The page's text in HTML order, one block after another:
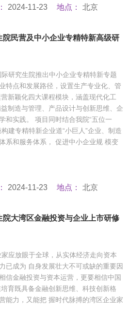
2024-11-23 地点： 北京
民营及中小企业专精特新高级研
研究生院推出中小企业专精特新专题
特点和发展路径，设置生产专业化、管
新颖化四大课程模块，涵盖现代化工
制造与管理、产品设计与创新思维、企
和实践。 项目同时结合我院“五位一
建专精特新企业道“小巨人”企业、制造
系和服务体系， 促进中小企业规 模变
2024-11-23 地点： 北京
大湾区金融投资与企业上市研修
应放眼于全球，从实体经济走向资本
已成为 自身发展壮大不可或缺的重要因
信金融投资与资本运营，更要相信中国
育既具备金融创新思维、科技创新格
能力，又能把 握时代脉搏的湾区企业家